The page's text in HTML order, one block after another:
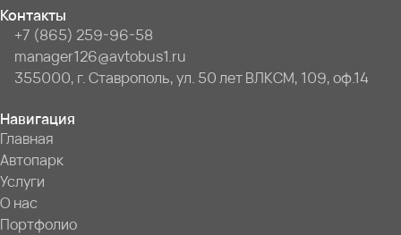
Контакты
+7 (865) 259-96-58
manager126@avtobus1.ru
355000, г. Ставрополь, ул. 50 лет ВЛКСМ, 109, оф.14
Навигация
Главная
Автопарк
Услуги
О нас
Портфолио